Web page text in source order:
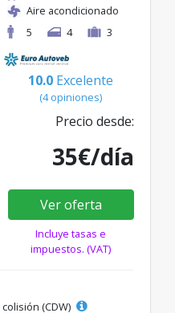
Aire acondicionado
5
4 3
10.0 Excelente
(4 opiniones)
Precio desde:
35€/día
Ver oferta
Incluye tasas e
impuestos. (VAT)
(CDW)